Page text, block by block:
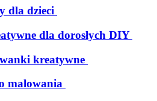
dla dzieci
dla dorosłych DIY
kreatywne
malowania